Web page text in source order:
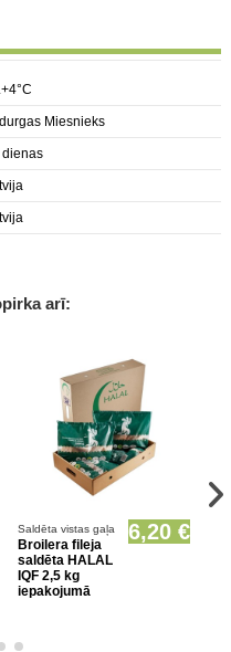
Miesnieks
dienas
arī:
Prece pieejama opcionāli
Saldēta vistas gaļa
Broilera fileja
saldēta HALAL
IQF 2,5 kg
iepakojumā
6,20 €